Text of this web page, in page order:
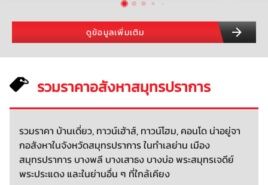
ดูข้อมูลเพิ่มเติม
รวมราคาอสังหาสมุทรปราการ
รวมราคา บ้านเดี่ยว, ทาวน์เฮ้าส์, ทาวน์โฮม, คอนโด น่าอยู่จา
กอสังหาในจังหวัดสมุทรปราการ ในทำเลย่าน เมือง
สมุทรปราการ บางพลี บางเสาธง บางบ่อ พระสมุทรเจดีย์
พระประแดง และในย่านอื่น ๆ ที่ใกล้เคียง